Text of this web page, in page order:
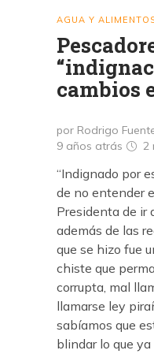
AGUA Y
cambios
por Rodrigo
9 años atrás
2
“Indignado por
de no entender
Presidenta de ir
además de las
que se hizo fue
chiste que
corrupta, mal
llamarse ley
sabíamos que
blindar lo que